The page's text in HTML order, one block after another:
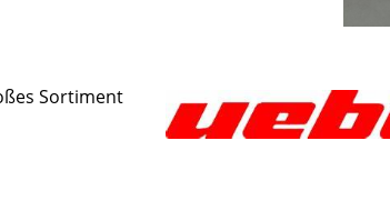
Sortiment